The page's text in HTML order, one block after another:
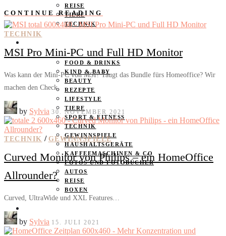
REISE
TIERE
TECHNIK
FOOD & DRINKS
KIND & BABY
BEAUTY
REZEPTE
LIFESTYLE
TIERE
SPORT & FITNESS
TECHNIK
GEWINNSPIELE
HAUSHALTSGERÄTE
KAFFEEMASCHINEN & CO
FOTOS UND FOTOBÜCHER
AUTOS
REISE
BOXEN
CONTINUE READING
TECHNIK
MSI Pro Mini-PC und Full HD Monitor
Was kann der Mini-PC von MSI? Taugt das Bundle fürs Homeoffice? Wir
machen den Check.
by Sylvia 30. NOVEMBER 2021
TECHNIK / GEWINNSPIELE
Curved Monitor von Philips – ein HomeOffice
Allrounder?
Curved, UltraWide und XXL Features…
by Sylvia 15. JULI 2021